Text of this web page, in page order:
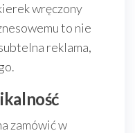
wręczony
to nie
reklama,
zamówić w